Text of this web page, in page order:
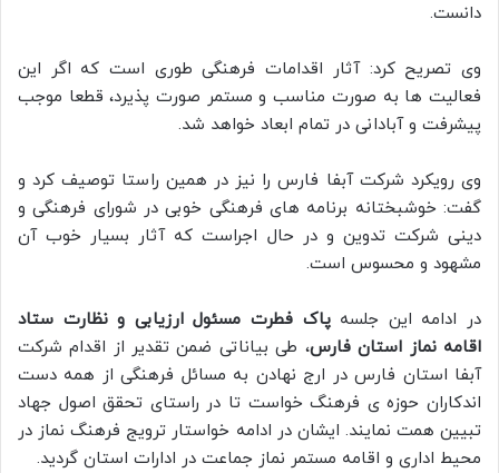
دانست.
وی تصریح کرد: آثار اقدامات فرهنگی طوری است که اگر این
فعالیت ها به صورت مناسب و مستمر صورت پذیرد، قطعا موجب
پیشرفت و آبادانی در تمام ابعاد خواهد شد.
وی رویکرد شرکت آبفا فارس را نیز در همین راستا توصیف کرد و
گفت: خوشبختانه برنامه های فرهنگی خوبی در شورای فرهنگی و
دینی شرکت تدوین و در حال اجراست که آثار بسیار خوب آن
مشهود و محسوس است.
در ادامه این جلسهپاک فطرت مسئول ارزیابی و نظارت ستاد
اقامه نماز استان فارس، طی بیاناتی ضمن تقدیر از اقدام شرکت
آبفا استان فارس در ارج نهادن به مسائل فرهنگی از همه دست
اندکاران حوزه ی فرهنگ خواست تا در راستای تحقق اصول جهاد
تبیین همت نمایند. ایشان در ادامه خواستار ترویج فرهنگ نماز در
محیط اداری و اقامه مستمر نماز جماعت در ادارات استان گردید.